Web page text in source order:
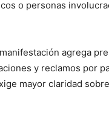
o personas
agrega
y reclamos por
mayor claridad